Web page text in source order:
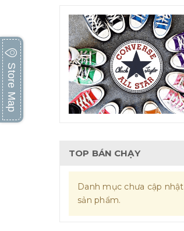
33
34
35
36
37
38
41
42
43
44
TOP BÁN CHẠY
Danh mục chưa cập nhật
sản phẩm.
Store Map